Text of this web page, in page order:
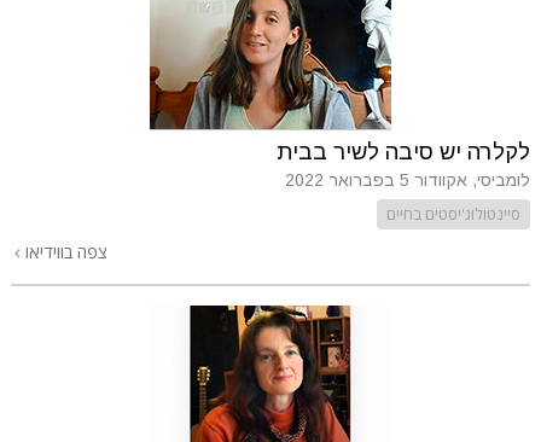
לקלרה יש סיבה לשיר בבית
לומביסי, אקוודור 5 בפברואר 2022
סיינטולוג'יסטים בחיים
צפה בווידיאו